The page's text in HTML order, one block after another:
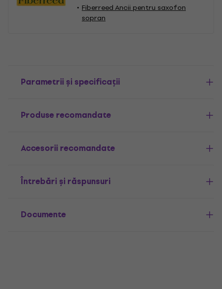
Fiberreed Ancii pentru saxofon
sopran
Parametrii și specificații
Produse recomandate
Accesorii recomandate
Întrebări și răspunsuri
Documente